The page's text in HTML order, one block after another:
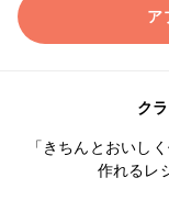
ア
ク
「きちんとおいし
作れるレ